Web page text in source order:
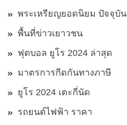
พระเหรียญยอดนิยม ปัจจุบัน
พื้นที่ข่าวเยาวชน
ฟุตบอล ยูโร 2024 ล่าสุด
มาตรการกีดกันทางภาษี
ยูโร 2024 เตะกี่นัด
รถยนต์ไฟฟ้า ราคา